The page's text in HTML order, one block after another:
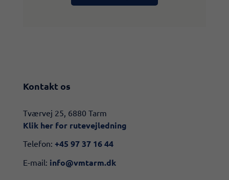
Kontakt os
​​Tværvej 25, 6880 Tarm
Klik her for rutevejledning​
Telefon: +45 97 37 16 44
E-mail: info@vmtarm.dk